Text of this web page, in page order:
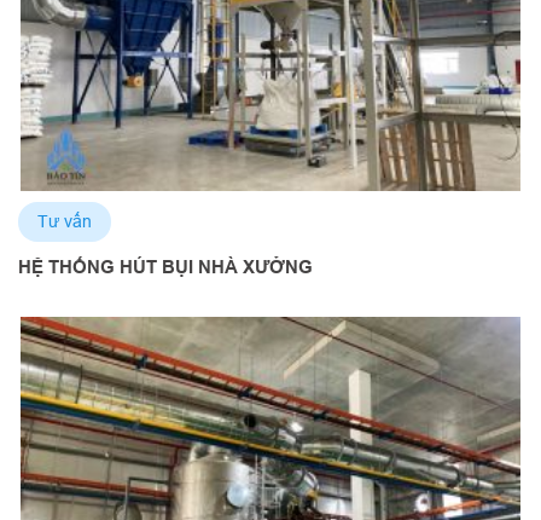
Tư vấn
HỆ THỐNG HÚT BỤI NHÀ XƯỞNG